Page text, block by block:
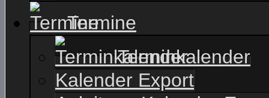
Termine
Terminkalender
Kalender Export